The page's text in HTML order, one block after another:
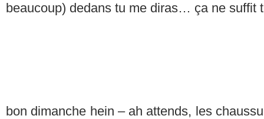
beaucoup) dedans tu me diras… ça ne suffit
bon dimanche hein – ah attends, les